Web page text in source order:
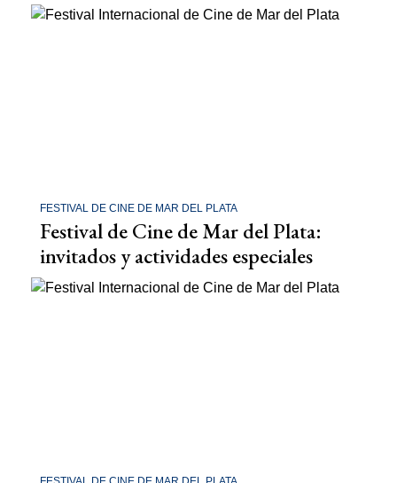
FESTIVAL DE CINE DE MAR DEL PLATA
Festival de Cine de Mar del Plata:
invitados y actividades especiales